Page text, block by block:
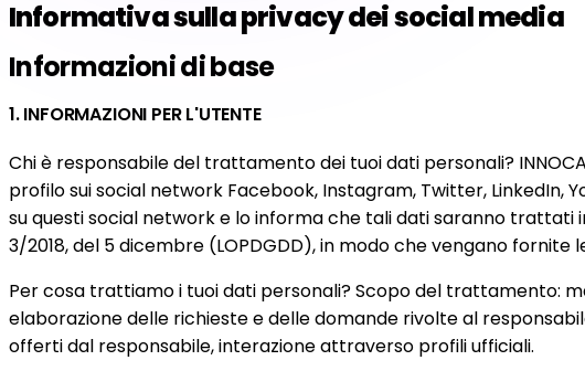
Informativa sulla privacy dei social media
Informazioni di base
1. INFORMAZIONI PER L'UTENTE
Chi è responsabile del trattamento dei tuoi dati personali?
profilo sui social network Facebook, Instagram, Twitter,
su questi social network e lo informa che tali dati saranno trattati
3/2018, del 5 dicembre (LOPDGDD), in modo che vengano fornite
Per cosa trattiamo i tuoi dati personali? Scopo del trattamento:
elaborazione delle richieste e delle domande rivolte al
offerti dal responsabile, interazione attraverso profili ufficiali.